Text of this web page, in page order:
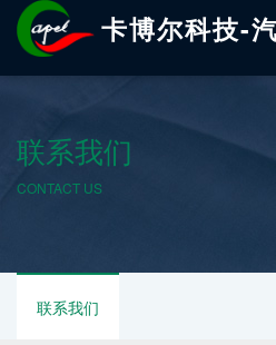
卡博尔科技-
联系我们
CONTACT US
联系我们